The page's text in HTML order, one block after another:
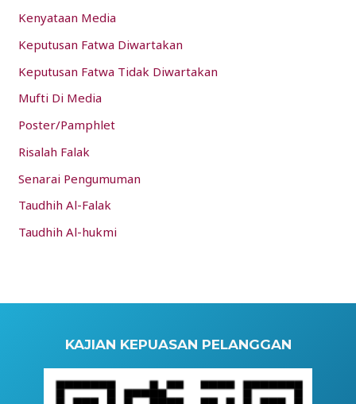
Kenyataan Media
Keputusan Fatwa Diwartakan
Keputusan Fatwa Tidak Diwartakan
Mufti Di Media
Poster/Pamphlet
Risalah Falak
Senarai Pengumuman
Taudhih Al-Falak
Taudhih Al-hukmi
KAJIAN KEPUASAN PELANGGAN